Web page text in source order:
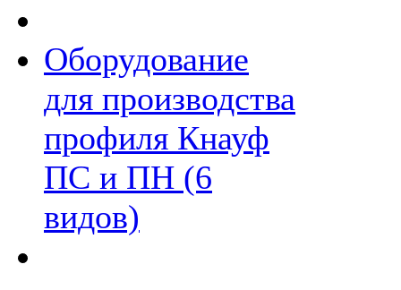
Оборудование
для производства
профиля Кнауф
ПС и ПН (6
видов)